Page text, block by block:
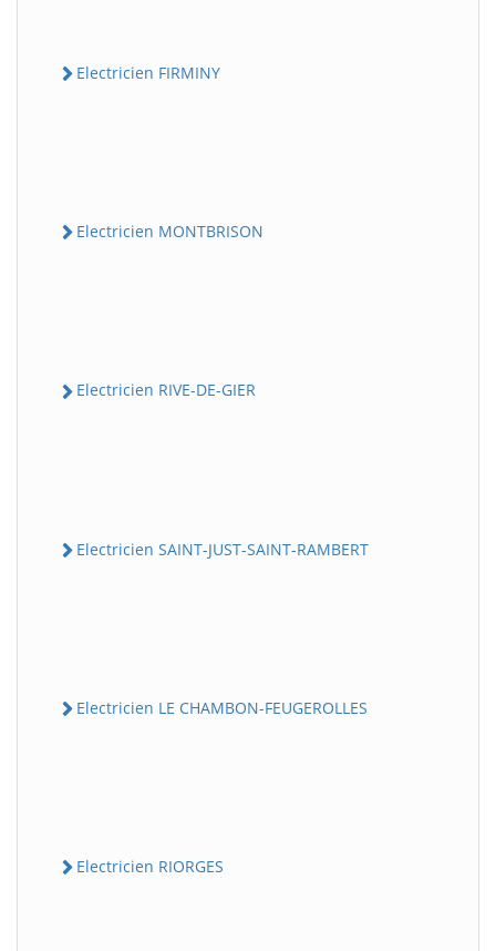
Electricien FIRMINY
Electricien MONTBRISON
Electricien RIVE-DE-GIER
Electricien SAINT-JUST-SAINT-RAMBERT
Electricien LE CHAMBON-FEUGEROLLES
Electricien RIORGES